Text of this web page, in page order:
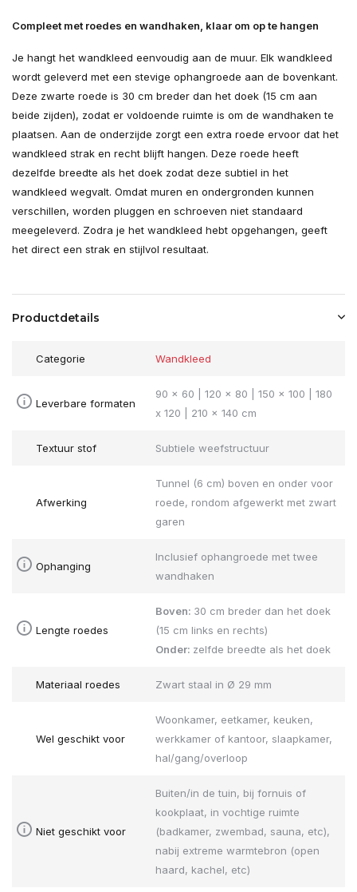
Compleet met roedes en wandhaken, klaar om op te hangen
Je hangt het wandkleed eenvoudig aan de muur. Elk wandkleed
wordt geleverd met een stevige ophangroede aan de bovenkant.
Deze zwarte roede is 30 cm breder dan het doek (15 cm aan
beide zijden), zodat er voldoende ruimte is om de wandhaken te
plaatsen. Aan de onderzijde zorgt een extra roede ervoor dat het
wandkleed strak en recht blijft hangen. Deze roede heeft
dezelfde breedte als het doek zodat deze subtiel in het
wandkleed wegvalt. Omdat muren en ondergronden kunnen
verschillen, worden pluggen en schroeven niet standaard
meegeleverd. Zodra je het wandkleed hebt opgehangen, geeft
het direct een strak en stijlvol resultaat.
Productdetails
Categorie Wandkleed
Leverbare formaten
90 x 60 | 120 x 80 | 150 x 100 | 180
x 120 | 210 x 140 cm
Textuur stof Subtiele weefstructuur
Afwerking
Tunnel (6 cm) boven en onder voor
roede, rondom afgewerkt met zwart
garen
Ophanging
Inclusief ophangroede met twee
wandhaken
Lengte roedes
Boven: 30 cm breder dan het doek
(15 cm links en rechts)
Onder: zelfde breedte als het doek
Materiaal roedes Zwart staal in Ø 29 mm
Wel geschikt voor
Woonkamer, eetkamer, keuken,
werkkamer of kantoor, slaapkamer,
hal/gang/overloop
Niet geschikt voor
Buiten/in de tuin, bij fornuis of
kookplaat, in vochtige ruimte
(badkamer, zwembad, sauna, etc),
nabij extreme warmtebron (open
haard, kachel, etc)